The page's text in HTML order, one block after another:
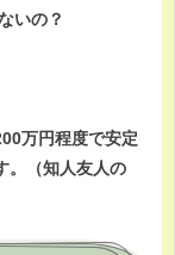
いの？
万円程度で安定
。（知人友人の